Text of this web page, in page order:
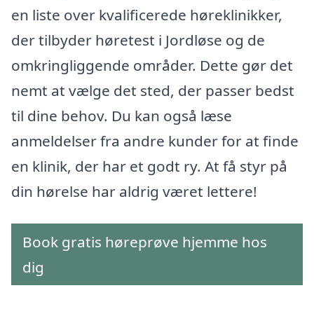
en liste over kvalificerede høreklinikker,
der tilbyder høretest i Jordløse og de
omkringliggende områder. Dette gør det
nemt at vælge det sted, der passer bedst
til dine behov. Du kan også læse
anmeldelser fra andre kunder for at finde
en klinik, der har et godt ry. At få styr på
din hørelse har aldrig været lettere!
Book gratis høreprøve hjemme hos
dig